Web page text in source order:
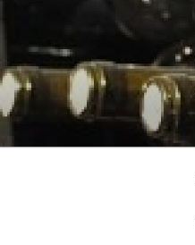
contenu
principal